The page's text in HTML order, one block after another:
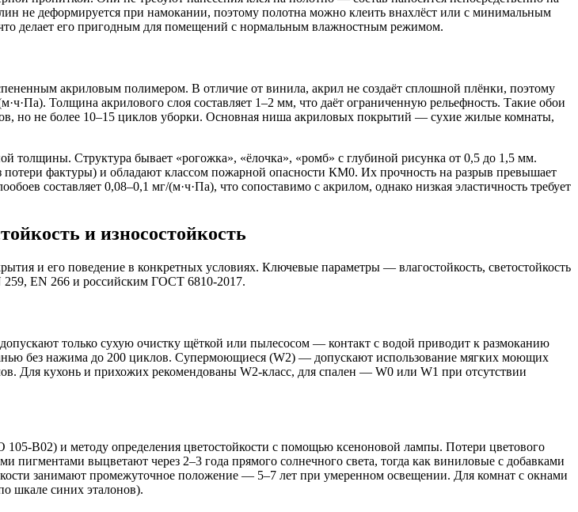
не деформируется при намокании, поэтому полотна можно клеить внахлёст или с минимальным
делает его пригодным для помещений с нормальным влажностным режимом.
акриловым полимером. В отличие от винила, акрил не создаёт сплошной плёнки, поэтому
Толщина акрилового слоя составляет 1–2 мм, что даёт ограниченную рельефность. Такие обои
но не более 10–15 циклов уборки. Основная ниша акриловых покрытий — сухие жилые комнаты,
толщины. Структура бывает «рогожка», «ёлочка», «ромб» с глубиной рисунка от 0,5 до 1,5 мм.
фактуры) и обладают классом пожарной опасности КМ0. Их прочность на разрыв превышает
составляет 0,08–0,1 мг/(м·ч·Па), что сопоставимо с акрилом, однако низкая эластичность требует
и износостойкость
и его поведение в конкретных условиях. Ключевые параметры — влагостойкость, светостойкость
259, EN 266 и российским ГОСТ 6810-2017.
только сухую очистку щёткой или пылесосом — контакт с водой приводит к размоканию
без нажима до 200 циклов. Супермоющиеся (W2) — допускают использование мягких моющих
Для кухонь и прихожих рекомендованы W2-класс, для спален — W0 или W1 при отсутствии
B02) и методу определения цветостойкости с помощью ксеноновой лампы. Потери цветового
выцветают через 2–3 года прямого солнечного света, тогда как виниловые с добавками
занимают промежуточное положение — 5–7 лет при умеренном освещении. Для комнат с окнами
шкале синих эталонов).